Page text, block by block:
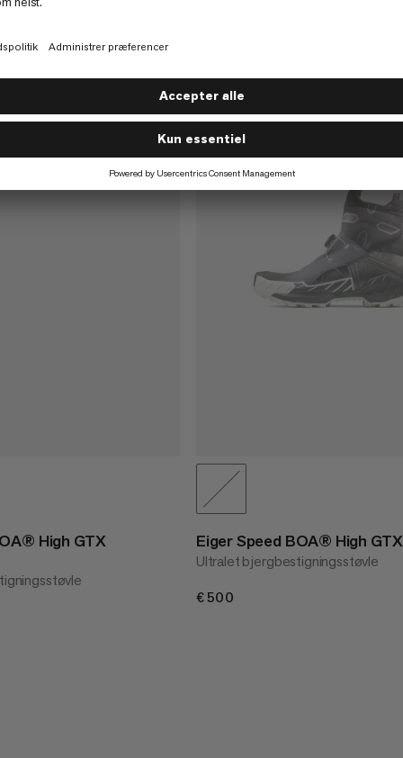
High GTX Eiger Speed BOA® High
Ultralet bjergbestigningsstøvle
€500